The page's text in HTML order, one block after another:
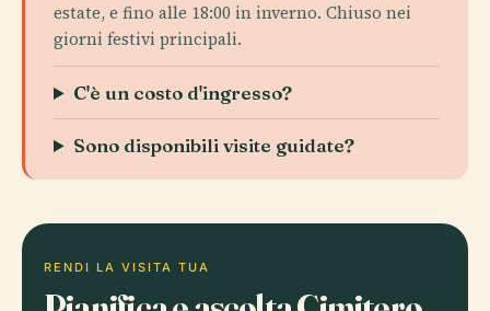
estate, e fino alle 18:00 in inverno. Chiuso nei
giorni festivi principali.
C'è un costo d'ingresso?
Sono disponibili visite guidate?
RENDI LA VISITA TUA